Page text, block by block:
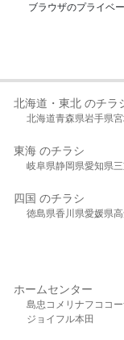
ブラウザのプライベ
北海道・東北 のチラ
北海道青森県岩手県
東海 のチラシ
岐阜県静岡県愛知県
四国 のチラシ
徳島県香川県愛媛県
ホームセンター
島忠 コメリ ナフコ コ
ジョイフル本田